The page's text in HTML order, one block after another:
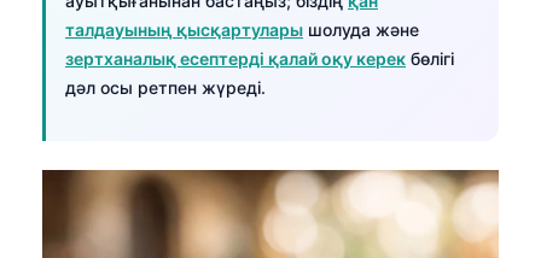
талдауының қысқартулары шолуда және
зертханалық есептерді қалай оқу керек бөлігі
дәл осы ретпен жүреді.